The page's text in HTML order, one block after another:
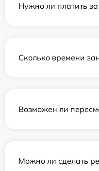
Нужно ли платить
Сколько времени
Возможен ли
Можно ли сделать